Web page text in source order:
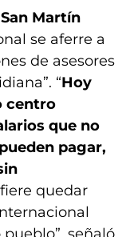
San Martín
se aferre a
de asesores
“Hoy
centro
que no
pagar,
quedar